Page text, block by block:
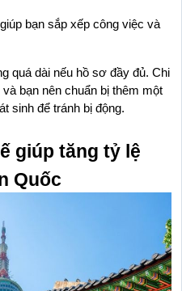
bạn sắp xếp công việc và
quá dài nếu hồ sơ đầy đủ. Chi
bạn nên chuẩn bị thêm một
sinh để tránh bị động.
giúp tăng tỷ lệ
Quốc